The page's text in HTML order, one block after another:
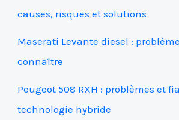
causes, risques et solutions
Maserati Levante diesel :
connaître
Peugeot 508 RXH : problèmes et
technologie hybride